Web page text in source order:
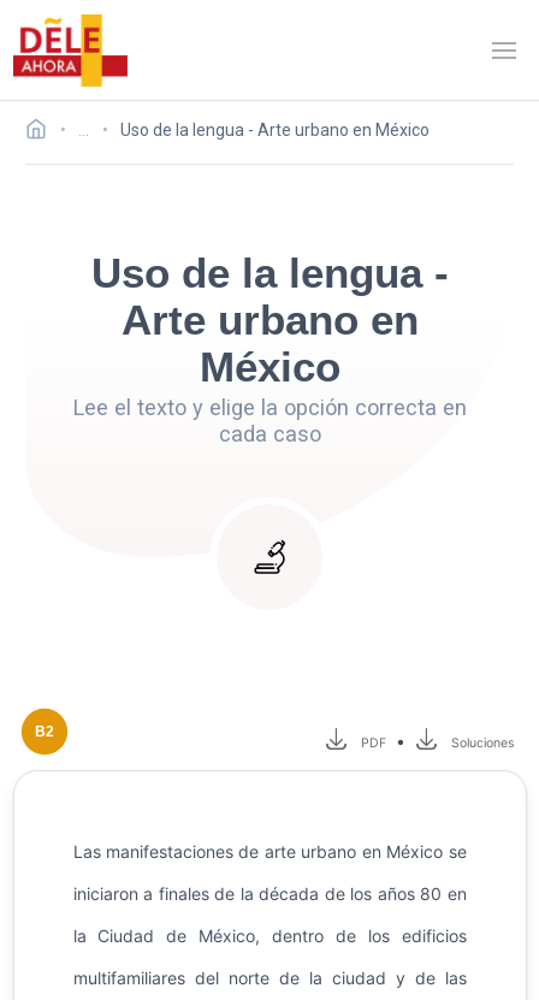
Uso de la lengua - Arte urbano en México
Uso de la lengua -
Arte urbano en
México
Lee el texto y elige la opción correcta en
cada caso
B2
PDF • Soluciones
Las manifestaciones de arte urbano en México se
iniciaron a finales de la década de los años 80 en
la Ciudad de México, dentro de los edificios
multifamiliares del norte de la ciudad y de las